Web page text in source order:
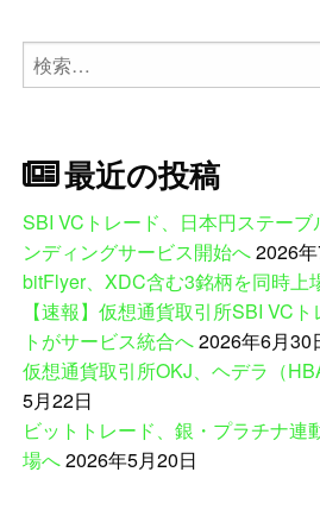
検
索:
最近の投稿
SBI VCトレード、日本円ステー
ンディングサービス開始へ2026
bitFlyer、XDC含む3銘柄を同時上
【速報】仮想通貨取引所SBI VC
トがサービス統合へ2026年6月30
仮想通貨取引所OKJ、ヘデラ（
5月22日
ビットトレード、銀・プラチナ連
場へ2026年5月20日